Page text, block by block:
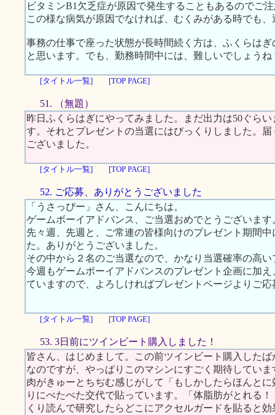
ビタミンB1欠乏症が原因で発生することもあるのでご
この様な病気が原因でなければ、むくみがある時でも
事務の仕事で座った状態が長時間続く方は、ふくらは
と思います。でも、勤務時間中には、難しいでしょうね
[タイトル一覧] [TOP PAGE]
51. （無題）
昨日ふくらはぎにやってみました。まだ出力は50ぐら
す。それとプレゼントの当選にはびっくりしました。
ございました。
[タイトル一覧] [TOP PAGE]
52. ご応募、ありがとうございました
「うさっぴー」さん、こんにちは。
ゲームボーイアドバンス、ご当選おめでとうございます
先々週、先週と、ご常連の皆様向けのプレゼント期間
た。ありがとうございました。
その中から２名のご当選なので、かなり当選確率の高
今週もゲームボーイアドバンスのプレゼント企画に加
ていますので、よろしければプレゼントページよりご
[タイトル一覧] [TOP PAGE]
53. 3日前にツインビート購入しました！
皆さん、はじめまして。この前ツインビート購入した
なのですが、やっぱりこのマシンにすごく期待してい
肉がきゅーとちぢむ感じがして「もしかしたらほんと
りにぺたぺた交代で貼っています。「体脂肪がとれる
くり読んで研究したらどこにアクセルガードを貼ると